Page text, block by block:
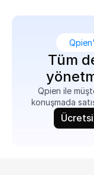
Tüm
Qpien ile
konuşmada